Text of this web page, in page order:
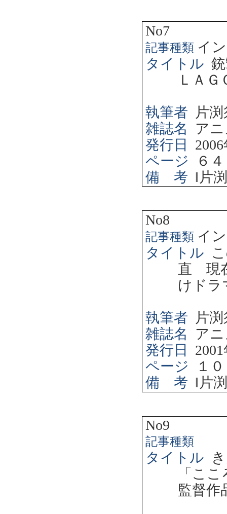
No7
記事種類 イ
タイトル
ＬＡ
執筆者
片
雑誌名
ア
発行日
2006
ページ
６
備 考 ‖ 片
No8
記事種類 イ
タイトル
直 現
けドラ
執筆者
片
雑誌名
ア
発行日
2001
ページ
１
備 考 ‖ 片
No9
記事種類
タイトル
「こ
監督作